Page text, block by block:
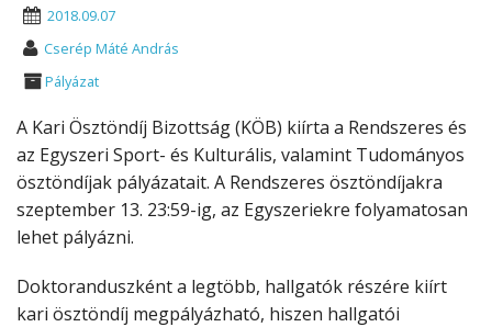
2018.09.07
Cserép Máté András
Pályázat
A Kari Ösztöndíj Bizottság (KÖB) kiírta a Rendszeres és
az Egyszeri Sport- és Kulturális, valamint Tudományos
ösztöndíjak pályázatait. A Rendszeres ösztöndíjakra
szeptember 13. 23:59-ig, az Egyszeriekre folyamatosan
lehet pályázni.
Doktoranduszként a legtöbb, hallgatók részére kiírt
kari ösztöndíj megpályázható, hiszen hallgatói